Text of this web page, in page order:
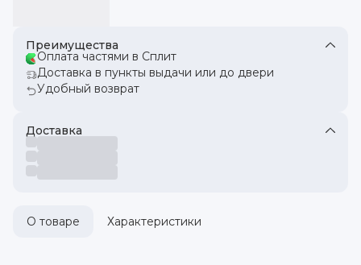
Преимущества
Оплата частями в Сплит
Доставка в пункты выдачи или до двери
Удобный возврат
Доставка
О товаре Характеристики